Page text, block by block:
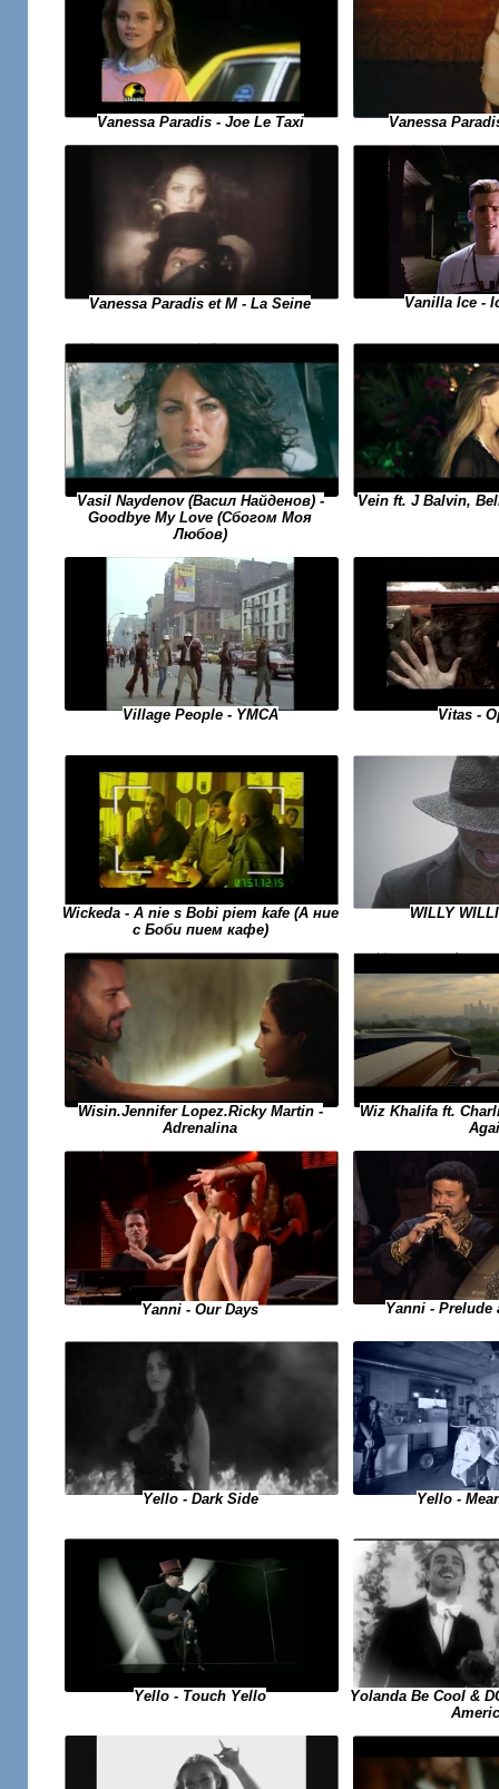
Vanessa Paradis - Joe Le Taxi Vanessa
Vanessa Paradis et M - La Seine Vanilla Ice -
Vasil Naydenov (Васил Найденов) -
Goodbye My Love (Сбогом Моя
Любов)
Vein ft. J Balvin,
Village People - YMCA Vitas -
Wickeda - A nie s Bobi piem kafe (А ние
с Боби пием кафе)
WILLY
Wisin.Jennifer Lopez.Ricky Martin -
Adrenalina
Wiz Khalifa ft.
Yanni - Our Days Yanni - Prelude
Yello - Dark Side Yello -
Yello - Touch Yello
Yolanda Be Cool &